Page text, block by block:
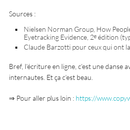
Sources :
Nielsen Norman Group, How
Eyetracking Evidence, 2ᵉ édition
Claude Barzotti pour ceux qui ont la
Bref, l’écriture en ligne, c’est une danse
internautes. Et ça c’est beau.
⇒ Pour aller plus loin : https://